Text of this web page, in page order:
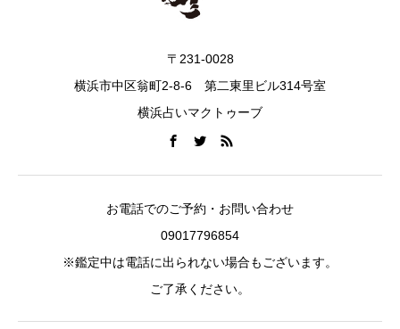
〒231-0028
横浜市中区翁町2-8-6 第二東里ビル314号室
横浜占いマクトゥーブ
お電話でのご予約・お問い合わせ
09017796854
※鑑定中は電話に出られない場合もございます。
ご了承ください。